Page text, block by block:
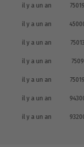
il y a un an 75019
il y a un an
il y a un an 75013
il y a un an 7509
il y a un an 75019
il y a un an
il y a un an